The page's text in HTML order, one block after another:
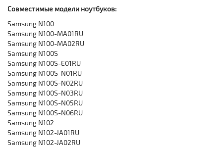
Совместимые модели ноутбуков:
Samsung N100
Samsung N100-MA01RU
Samsung ‎N100-MA02RU
Samsung N100S
Samsung ‎N100S-E01RU
Samsung ‎N100S-N01RU
Samsung ‎N100S-N02RU
Samsung ‎N100S-N03RU
Samsung N100S-N05RU
‎Samsung N100S-N06RU
Samsung N102
Samsung ‎N102-JA01RU
Samsung N102-JA02RU